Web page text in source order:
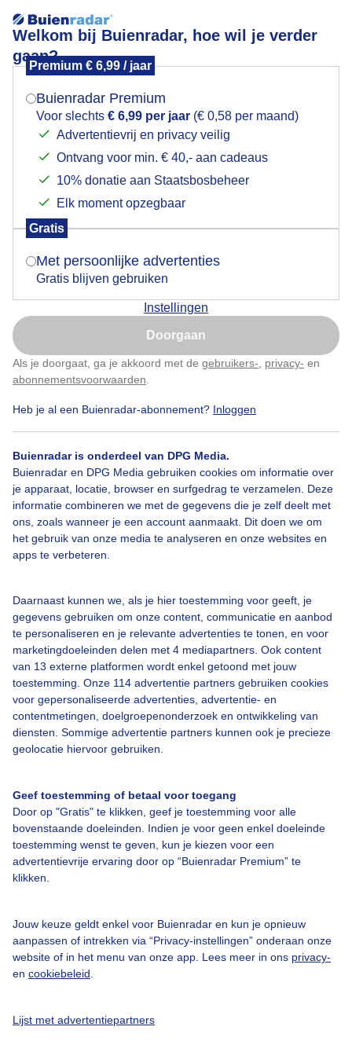
Welkom bij Buienradar, hoe wil je verder
gaan?
Premium € 6,99 / jaar
Buienradar Premium
Voor slechts € 6,99 per jaar (€ 0,58 per maand)
Advertentievrij en privacy veilig
Ontvang voor min. € 40,- aan cadeaus
10% donatie aan Staatsbosbeheer
Elk moment opzegbaar
Gratis
Met persoonlijke advertenties
Gratis blijven gebruiken
Instellingen
Doorgaan
Als je doorgaat, ga je akkoord met de gebruikers- privacy- en
abonnementsvoorwaarden
Heb je al een Buienradar-abonnement? Inloggen
Buienradar is onderdeel van DPG Media.
Buienradar en DPG Media gebruiken cookies om informatie over
je apparaat, locatie, browser en surfgedrag te verzamelen. Deze
informatie combineren we met de gegevens die je zelf deelt met
ons, zoals wanneer je een account aanmaakt. Dit doen we om
het gebruik van onze media te analyseren en onze websites en
apps te verbeteren.
Daarnaast kunnen we, als je hier toestemming voor geeft, je
gegevens gebruiken om onze content, communicatie en aanbod
te personaliseren en je relevante advertenties te tonen, en voor
marketingdoeleinden delen met 4 mediapartners. Ook content
van 13 externe platformen wordt enkel getoond met jouw
toestemming. Onze 114 advertentie partners gebruiken cookies
voor gepersonaliseerde advertenties, advertentie- en
contentmetingen, doelgroepenonderzoek en ontwikkeling van
diensten. Sommige advertentie partners kunnen ook je precieze
geolocatie hiervoor gebruiken.
Geef toestemming of betaal voor toegang
Door op "Gratis" te klikken, geef je toestemming voor alle
bovenstaande doeleinden. Indien je voor geen enkel doeleinde
toestemming wenst te geven, kun je kiezen voor een
advertentievrije ervaring door op “Buienradar Premium” te
klikken.
Jouw keuze geldt enkel voor Buienradar en kun je opnieuw
aanpassen of intrekken via “Privacy-instellingen” onderaan onze
website of in het menu van onze app. Lees meer in ons privacy-
en cookiebeleid
Lijst met advertentiepartners
Heerlijk weer om de was te drogen
Heerlijk weer voor de was
Door: Anne-Marie van Iersel Gemaakt: 04-02-2026, 33x bekeken
Bekijk slideshow
Een moment geduld aub...
Over Buienradar
Veelgestelde vragen
Contact
Toegankelijkheid
Buienradar Team
Privacy instellingen
Mogen we je locatie gebruiken voor het
Indien je hier nog geen akkoord op hebt gegeven,
verschijnt er zo een pop-up uit je browser waarin
Is goed, toon de popup
Nu niet, misschien later
Klik hierom dit aan te passen